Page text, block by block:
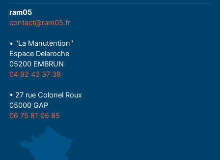
ram05
contact@ram05.fr
• "La Manutention"
Espace Delaroche
05200 EMBRUN
04 92 43 37 38
• 27 rue Colonel Roux
05000 GAP
06 75 81 05 85